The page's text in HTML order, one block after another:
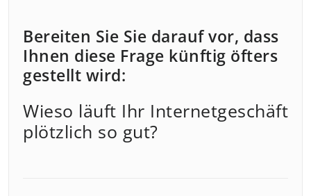
Bereiten Sie Sie darauf vor, dass
Ihnen diese Frage künftig öfters
gestellt wird:
Wieso läuft Ihr Internetgeschäft
plötzlich so gut?